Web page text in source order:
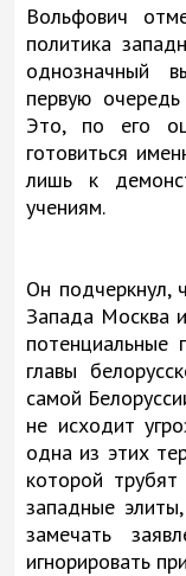
Вольфович
политика
однозначный
первую
Это, по его
готовиться
лишь к
учениям.
Он подчеркнул,
Запада Москва
потенциальные
главы
самой
не исходит
одна из этих
которой
западные
замечать
игнорировать